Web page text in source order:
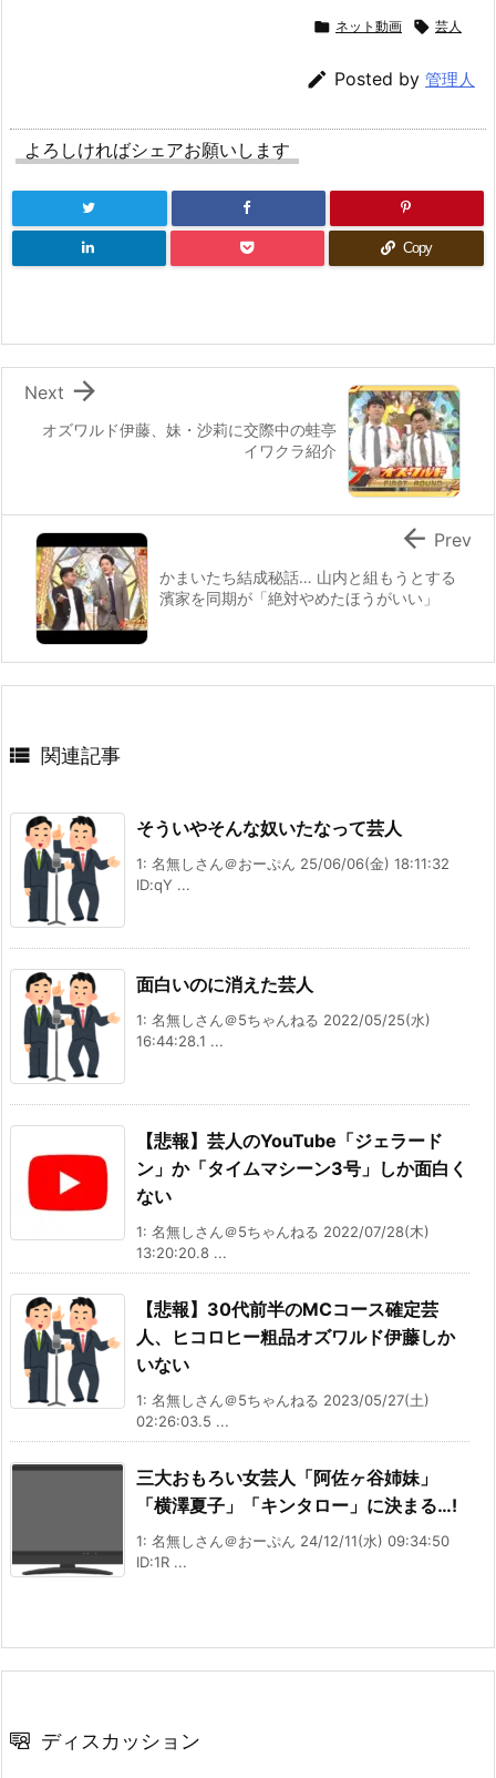
 ネット動画  芸人
 Posted by 管理人
よろしければシェアお願いします
Copy
オズワルド伊藤、妹・沙莉に交際中の蛙亭
イワクラ紹介

Next
かまいたち結成秘話… 山内と組もうとする
濱家を同期が「絶対やめたほうがいい」
 Prev
 関連記事
そういやそんな奴いたなって芸人
1: 名無しさん＠おーぷん 25/06/06(金) 18:11:32
ID:qY ...
面白いのに消えた芸人
1: 名無しさん＠5ちゃんねる 2022/05/25(水)
16:44:28.1 ...
【悲報】芸人のYouTube「ジェラード
ン」か「タイムマシーン3号」しか面白く
ない
1: 名無しさん＠5ちゃんねる 2022/07/28(木)
13:20:20.8 ...
【悲報】30代前半のMCコース確定芸
人、ヒコロヒー粗品オズワルド伊藤しか
いない
1: 名無しさん＠5ちゃんねる 2023/05/27(土)
02:26:03.5 ...
三大おもろい女芸人「阿佐ヶ谷姉妹」
「横澤夏子」「キンタロー」に決まる…!
1: 名無しさん＠おーぷん 24/12/11(水) 09:34:50
ID:1R ...
ディスカッション